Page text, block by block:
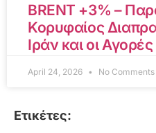
BRENT +3% –
Κορυφαίος
Ιράν και οι
April 24, 2026 No Comments
Ετικέτες: